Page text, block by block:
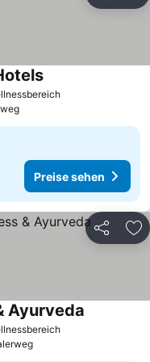
Preise sehen
Preise sehen
Preise sehen
Teilen
Preise sehen
Ayurveda